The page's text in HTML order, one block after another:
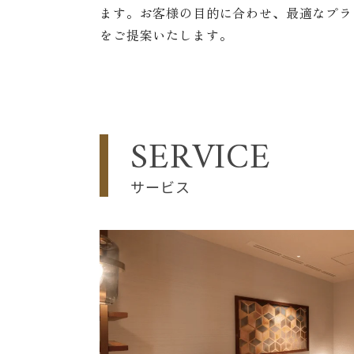
ます。お客様の目的に合わせ、最適なプ
をご提案いたします。
SERVICE
サービス